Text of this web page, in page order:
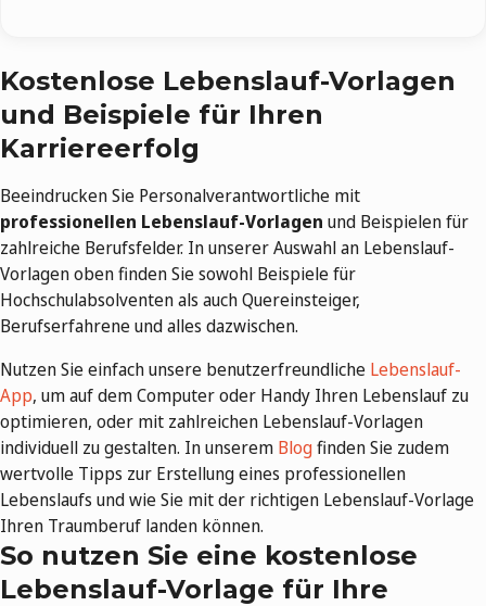
Kostenlose Lebenslauf-Vorlagen
und Beispiele für Ihren
Karriereerfolg
Beeindrucken Sie Personalverantwortliche mit
professionellen Lebenslauf-Vorlagen und Beispielen für
zahlreiche Berufsfelder. In unserer Auswahl an Lebenslauf-
Vorlagen oben finden Sie sowohl Beispiele für
Hochschulabsolventen als auch Quereinsteiger,
Berufserfahrene und alles dazwischen.
Nutzen Sie einfach unsere benutzerfreundliche Lebenslauf-
App, um auf dem Computer oder Handy Ihren Lebenslauf zu
optimieren, oder mit zahlreichen Lebenslauf-Vorlagen
individuell zu gestalten. In unserem Blogfinden Sie zudem
wertvolle Tipps zur Erstellung eines professionellen
Lebenslaufs und wie Sie mit der richtigen Lebenslauf-Vorlage
Ihren Traumberuf landen können.
So nutzen Sie eine kostenlose
Lebenslauf-Vorlage für Ihre